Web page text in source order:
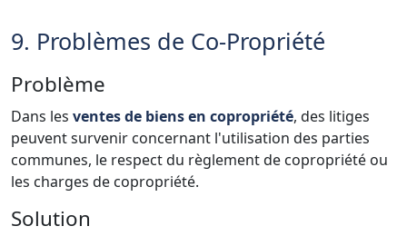
9. Problèmes de Co-Propriété
Problème
Dans les ventes de biens en copropriété, des litiges
peuvent survenir concernant l'utilisation des parties
communes, le respect du règlement de copropriété ou
les charges de copropriété.
Solution